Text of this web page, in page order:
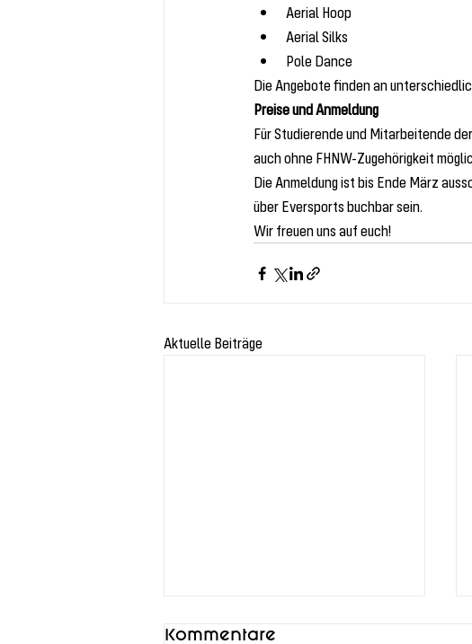
Aerial Hoop
Aerial Silks
Pole Dance
Die Angebote finden an
Preise und Anmeldung
Für Studierende und Mitarbeitende
auch ohne FHNW-Zugehörigkeit
Die Anmeldung ist bis Ende März
über Eversports buchbar sein.
Wir freuen uns auf euch!
Aktuelle Beiträge
Kommentare